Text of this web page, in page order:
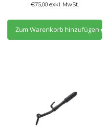
€75,00 exkl. MwSt.
Zum Warenkorb hinzufügen